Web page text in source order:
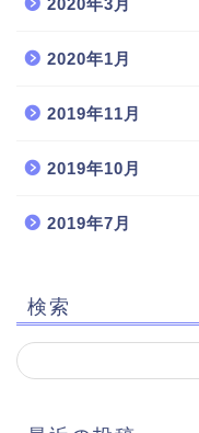
2020年3月
2020年1月
2019年11月
2019年10月
2019年7月
検索